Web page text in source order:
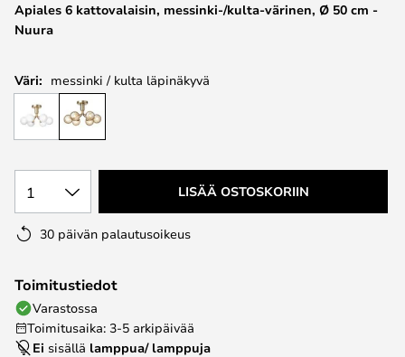
gallery
Apiales 6 kattovalaisin, messinki-/kulta-värinen, Ø 50 cm -
Nuura
Väri: messinki / kulta läpinäkyvä
1 LISÄÄ OSTOSKORIIN
30 päivän palautusoikeus
Toimitustiedot
Varastossa
Toimitusaika: 3-5 arkipäivää
Ei sisällä lamppua/ lamppuja